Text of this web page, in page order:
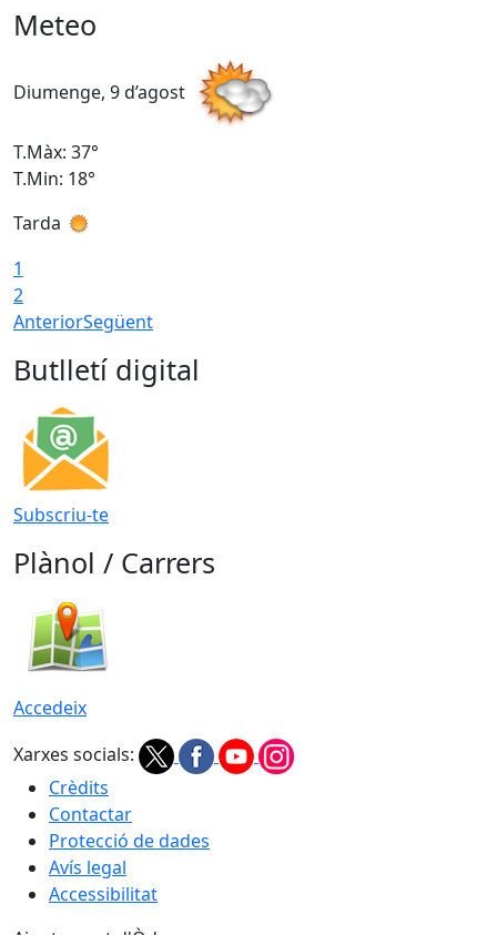
Meteo
Diumenge, 9 d’agost
T.Màx: 37°
T.Min: 18°
Tarda
1
2
AnteriorSegüent
Butlletí digital
Subscriu-te
Plànol / Carrers
Accedeix
Xarxes socials:
Crèdits
Contactar
Protecció de dades
Avís legal
Accessibilitat